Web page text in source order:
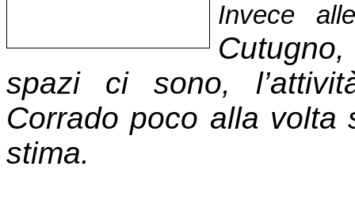
Invece
spazi ci sono,
Corrado poco alla volta
stima.